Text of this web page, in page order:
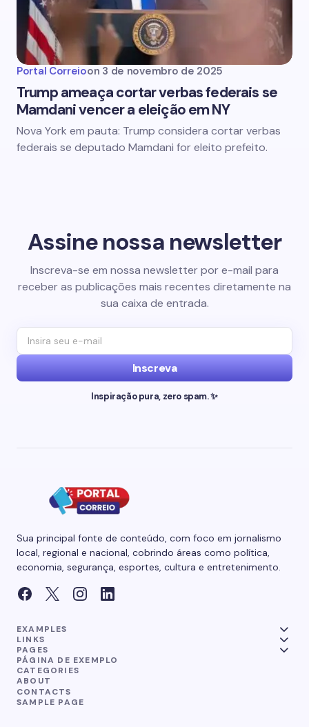
Portal Correioon 3 de novembro de 2025
Trump ameaça cortar verbas federais se
Mamdani vencer a eleição em NY
Nova York em pauta: Trump considera cortar verbas
federais se deputado Mamdani for eleito prefeito.
Assine nossa newsletter
Inscreva-se em nossa newsletter por e-mail para
receber as publicações mais recentes diretamente na
sua caixa de entrada.
Inscreva
Inspiração pura, zero spam. ✨
Sua principal fonte de conteúdo, com foco em jornalismo
local, regional e nacional, cobrindo áreas como política,
economia, segurança, esportes, cultura e entretenimento.
EXAMPLES
LINKS
PAGES
PÁGINA DE EXEMPLO
CATEGORIES
ABOUT
CONTACTS
SAMPLE PAGE